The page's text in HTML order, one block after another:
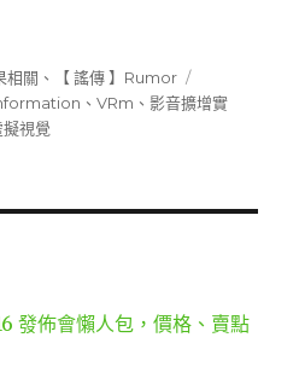
相關 、 【 謠傳 】Rumor
籤
、VRm 、影音擴增實
擬視覺
發佈會懶人包，價格、賣點